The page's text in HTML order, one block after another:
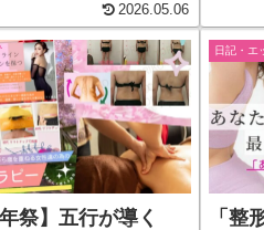
りの身体が携えてくる
愛のお手紙」を、丁寧に
くのが私の仕事です。​強
ませ、滞っていたライン
つ繋いでいく。​すると、
切り替わるように、肌か
が抜け、透き通るような
驚いたのは、仰向けにな
た時には、まだお顔に触
に、フェイスラインはす
、」とリフトアップして
2026.05.06
祭】五行が導く
日記・エ
「整